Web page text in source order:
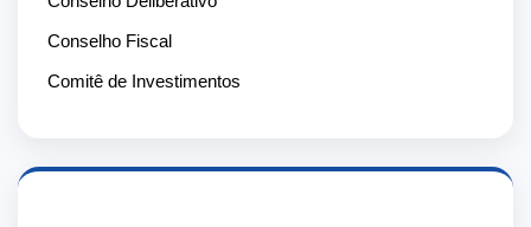
Conselho Fiscal
Comitê de Investimentos